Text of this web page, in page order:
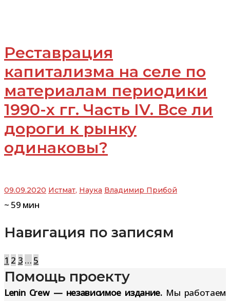
Реставрация
капитализма на селе по
материалам периодики
1990-х гг. Часть IV. Все ли
дороги к рынку
одинаковы?
09.09.2020 Истмат, Наука Владимир Прибой
~ 59 мин
Навигация по записям
1 2 3 … 5
Помощь проекту
Lenin Crew — независимое издание.Мы работаем